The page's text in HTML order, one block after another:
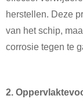
herstellen. Deze
van het schip,
corrosie tegen te
2.